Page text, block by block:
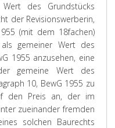
des Grundstücks
der Revisionswerberin,
(mit dem 18fachen)
gemeiner Wert des
1955 anzusehen, eine
gemeine Wert des
10, BewG 1955 zu
den Preis an, der im
zueinander fremden
solchen Baurechts